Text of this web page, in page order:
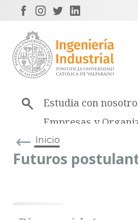
Estudia con
Empresas y
Inicio
Futuros